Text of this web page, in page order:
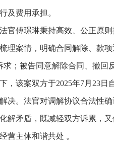
及费用承担。
官傅璟琳秉持高效、公正原
理案情，明确合同解除、款
求；被告同意解除合同、撤
，该案双方于2025年7月23
决。法官对调解协议合法性
解矛盾，既减轻双方诉累，
营主体和谐共处 。